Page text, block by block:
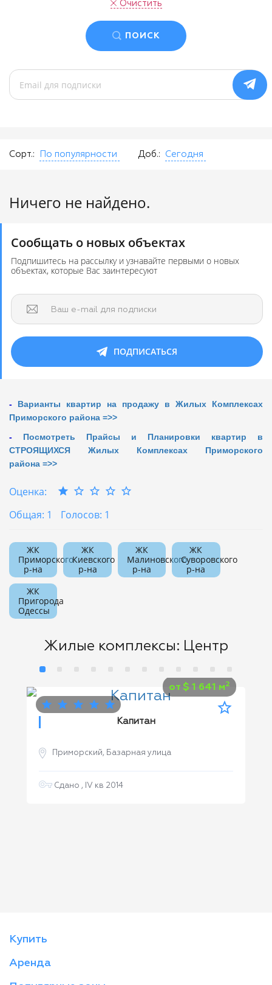
Очистить
ПОИСК
Сорт.: По популярности Доб.: Сегодня
Ничего не найдено.
Сообщать о новых объектах
Подпишитесь на рассылку и узнавайте первыми о новых
объектах, которые Вас заинтересуют
Ваш e-mail для подписки
ПОДПИСАТЬСЯ
- Варианты квартир на продажу в Жилых Комплексах
Приморского района =>>
- Посмотреть Прайсы и Планировки квартир в
СТРОЯЩИХСЯ Жилых Комплексах Приморского
района =>>
Оценка:
Общая: 1
Голосов: 1
ЖК
Приморского
р-на
ЖК
Киевского
р-на
ЖК
Малиновского
р-на
ЖК
Суворовского
р-на
ЖК
Пригорода
Одессы
Жилые комплексы: Центр
от $ 1 641 м2
Капитан
Приморский, Базарная улица
Сдано , IV кв 2014
Купить
Аренда